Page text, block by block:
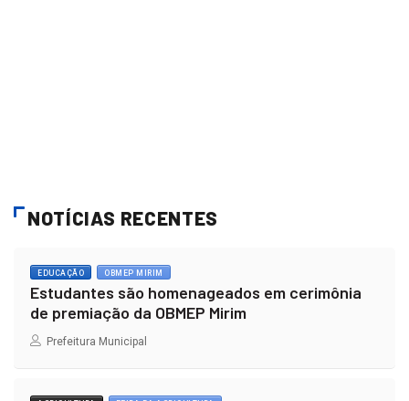
NOTÍCIAS RECENTES
EDUCAÇÃO OBMEP MIRIM
Estudantes são homenageados em cerimônia
de premiação da OBMEP Mirim
Prefeitura Municipal